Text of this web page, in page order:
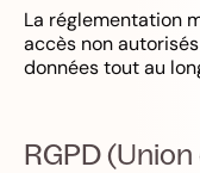
La réglementation
accès non
données tout au
RGPD